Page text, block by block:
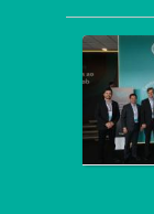
Galeria